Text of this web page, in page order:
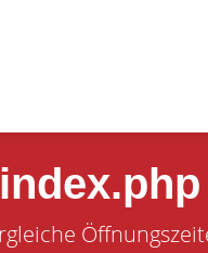
index.php